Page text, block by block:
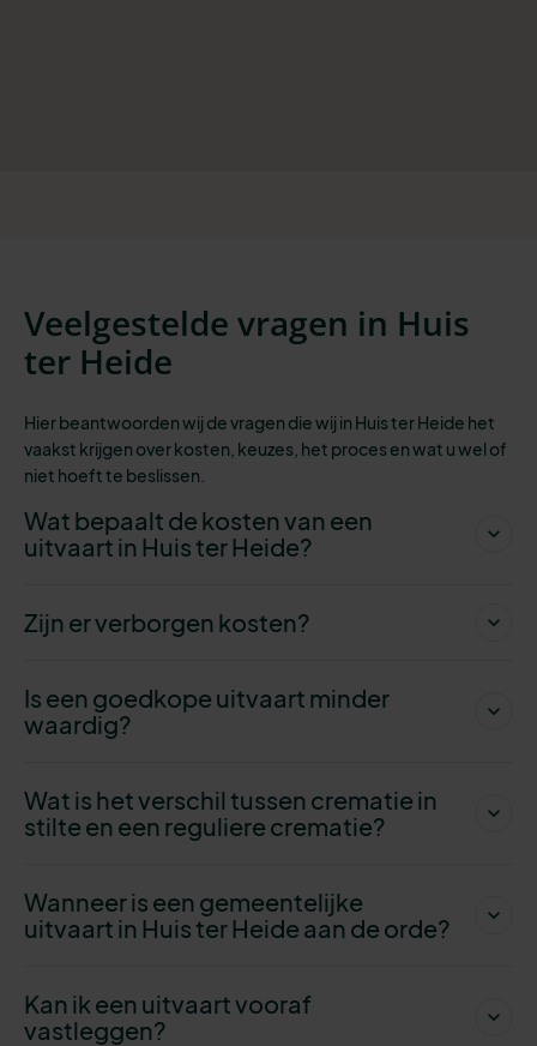
Veelgestelde vragen in Huis
ter Heide
Hier beantwoorden wij de vragen die wij in Huis ter Heide het
vaakst krijgen over kosten, keuzes, het proces en wat u wel of
niet hoeft te beslissen.
Wat bepaalt de kosten van een
uitvaart in Huis ter Heide?
Zijn er verborgen kosten?
Is een goedkope uitvaart minder
waardig?
Wat is het verschil tussen crematie in
stilte en een reguliere crematie?
Wanneer is een gemeentelijke
uitvaart in Huis ter Heide aan de orde?
Kan ik een uitvaart vooraf
vastleggen?